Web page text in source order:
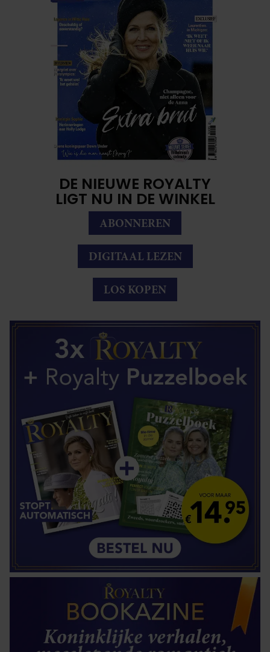
DE NIEUWE ROYALTY
LIGT NU IN DE WINKEL
ABONNEREN
DIGITAAL LEZEN
LOS KOPEN